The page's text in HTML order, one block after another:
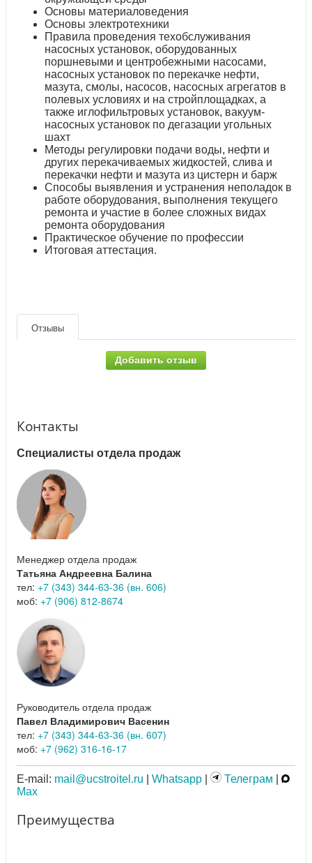
Основы материаловедения
Основы электротехники
Правила проведения техобслуживания
насосных установок, оборудованных
поршневыми и центробежными насосами,
насосных установок по перекачке нефти,
мазута, смолы, насосов, насосных агрегатов в
полевых условиях и на стройплощадках, а
также иглофильтровых установок, вакуум-
насосных установок по дегазации угольных
шахт
Методы регулировки подачи воды, нефти и
других перекачиваемых жидкостей, слива и
перекачки нефти и мазута из цистерн и барж
Способы выявления и устранения неполадок в
работе оборудования, выполнения текущего
ремонта и участие в более сложных видах
ремонта оборудования
Практическое обучение по профессии
Итоговая аттестация.
Отзывы
Добавить отзыв
Контакты
Специалисты отдела продаж
Менеджер отдела продаж
Татьяна Андреевна Балина
тел: +7 (343) 344-63-36 (вн. 606)
моб: +7 (906) 812-8674
Руководитель отдела продаж
Павел Владимирович Васенин
тел: +7 (343) 344-63-36 (вн. 607)
моб: +7 (962) 316-16-17
E-mail: mail@ucstroitel.ru Whatsapp Телеграм
Max
Преимущества